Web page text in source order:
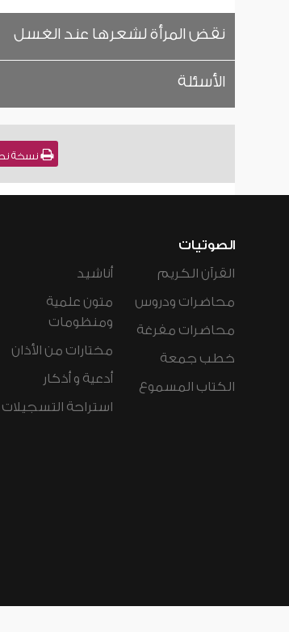
نقض المرأة لشعرها عند الغسل
الأسئلة
نسخة نصية
الصوتيات
القرآن الكريم
محاضرات ودروس
محاضرات مفرغة
خطب جمعة
الكتاب المسموع
أناشيد
متون علمية
ومنظومات
مختارات من الأذان
أدعية و أذكار
استراحة التسجيلات